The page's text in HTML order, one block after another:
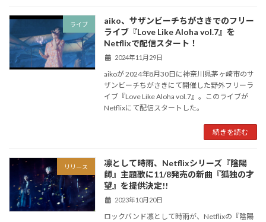
ライブ
aiko、サザンビーチちがさきでのフリー
ライブ『Love Like Aloha vol.7』を
Netflixで配信スタート！
2024年11月29日
aikoが 2024年8月30日に神奈川県茅ヶ崎市のサ
ザンビーチちがさきにて開催した野外フリーラ
イブ『Love Like Aloha vol.7』。このライブが
Netflixにて配信スタートした。
続きを読む
リリース
凛として時雨、Netflixシリーズ『陰陽
師』主題歌に11/8発売の新曲『狐独の才
望』を提供決定!!
2023年10月20日
ロックバンド凛として時雨が、Netflixの『陰陽